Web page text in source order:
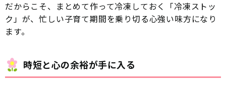
だからこそ、まとめて作って冷凍しておく「冷凍ストッ
ク」が、忙しい子育て期間を乗り切る心強い味方になり
ます。
時短と心の余裕が手に入る